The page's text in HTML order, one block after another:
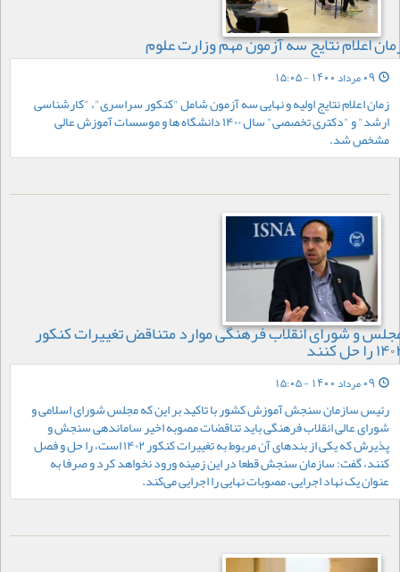
اعلام نتایج سه آزمون مهم وزارت علوم
زمان اعلام نتایج اولیه و نهایی سه آزمون شامل "کنکور سراسری"، "کارشناسی
ارشد" و "دکتری تخصصی" سال ۱۴۰۰ دانشگاه ها و موسسات آموزش عالی
مشخص شد.
و شورای انقلاب فرهنگی موارد متناقض تغییرات کنکور
حل کنند
رئیس سازمان سنجش آموزش کشور با تاکید بر این که مجلس شورای اسلامی و
شورای عالی انقلاب فرهنگی باید تناقضات مصوبه اخیر ساماندهی سنجش و
پذیرش که یکی از بندهای آن مربوط به تغییرات کنکور ۱۴۰۲ است، را حل و فصل
کنند، گفت: سازمان سنجش قطعا در این زمینه ورود نخواهد کرد و صرفا به
عنوان یک نهاد اجرایی، مصوبات نهایی را اجرایی می‌کند.